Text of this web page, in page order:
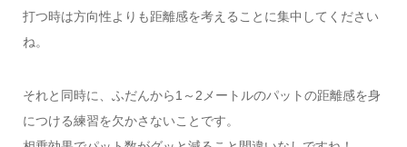
打つ時は方向性よりも距離感を考えることに集中してください
ね。
それと同時に、ふだんから1～2メートルのパットの距離感を身
につける練習を欠かさないことです。